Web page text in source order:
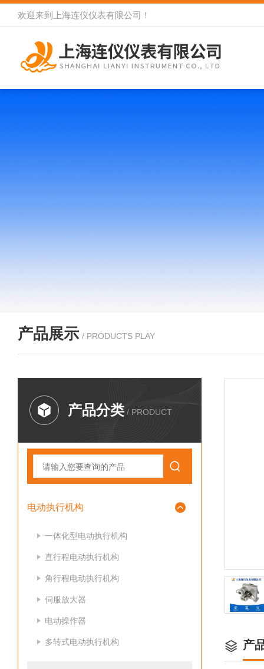
欢迎来到 上海连仪仪表有限公司 ！
产品展示 / PRODUCTS PLAY
产品分类 / PRODUCT
电动执行机构
一体化型电动执行机构
直行程电动执行机构
角行程电动执行机构
伺服放大器
电动操作器
多转式电动执行机构 产